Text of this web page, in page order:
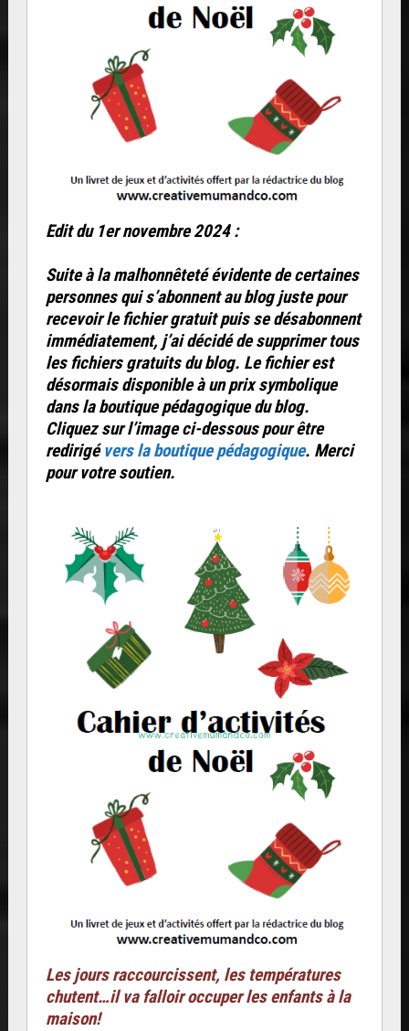
Edit du 1er novembre 2024 :
Suite à la malhonnêteté évidente de certaines
personnes qui s’abonnent au blog juste pour
recevoir le fichier gratuit puis se désabonnent
immédiatement, j’ai décidé de supprimer tous
les fichiers gratuits du blog. Le fichier est
désormais disponible à un prix symbolique
dans la boutique pédagogique du blog.
Cliquez sur l’image ci-dessous pour être
redirigévers la boutique pédagogique. Merci
pour votre soutien.
Les jours raccourcissent, les températures
chutent…il va falloir occuper les enfants à la
maison!